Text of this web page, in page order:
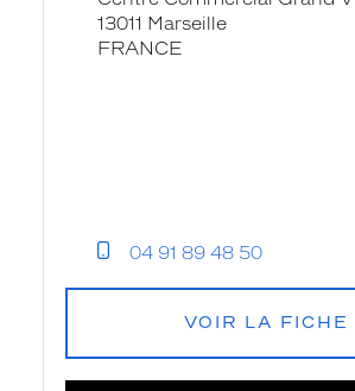
13011 Marseille
FRANCE
04 91 89 48 50
VOIR LA FICHE